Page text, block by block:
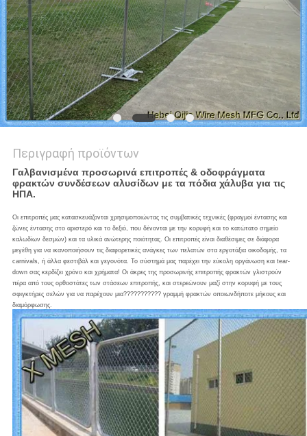
Περιγραφή προϊόντων
Γαλβανισμένα προσωρινά επιτροπές & οδοφράγματα
φρακτών συνδέσεων αλυσίδων με τα πόδια χάλυβα για τις
ΗΠΑ.
Οι επιτροπές μας κατασκευάζονται χρησιμοποιώντας τις συμβατικές τεχνικές (φραγμοί έντασης και
ζώνες έντασης στο αριστερό και το δεξιό, που δένονται με την κορυφή και το κατώτατο σημείο
καλωδίων δεσμών) και τα υλικά ανώτερης ποιότητας. Οι επιτροπές είναι διαθέσιμες σε διάφορα
μεγέθη για να ικανοποιήσουν τις διαφορετικές ανάγκες των πελατών στα εργοτάξια οικοδομής, τα
carnivals, ή άλλα φεστιβάλ και γεγονότα. Το σύστημά μας παρέχει την εύκολη οργάνωση και tear-
down σας κερδίζει χρόνο και χρήματα! Οι άκρες της προσωρινής επιτροπής φρακτών γλιστρούν
πέρα από τους ορθοστάτες των στάσεων επιτροπής, και στερεώνουν μαζί στην κορυφή με τους
σφιγκτήρες σελών για να παρέχουν μια??????????? γραμμή φρακτών οποιωνδήποτε μήκους και
διαμόρφωσης.